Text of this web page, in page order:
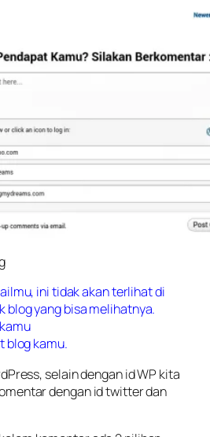
ini tidak akan terlihat di
blog yang bisa melihatnya.
blog kamu.
selain dengan id WP kita
dengan id twitter dan